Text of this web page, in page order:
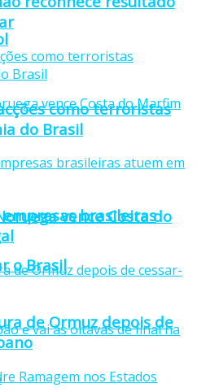
vence Costa do
o Brasil
como terroristas
do Brasil
brasileiras
de Ormuz depois de